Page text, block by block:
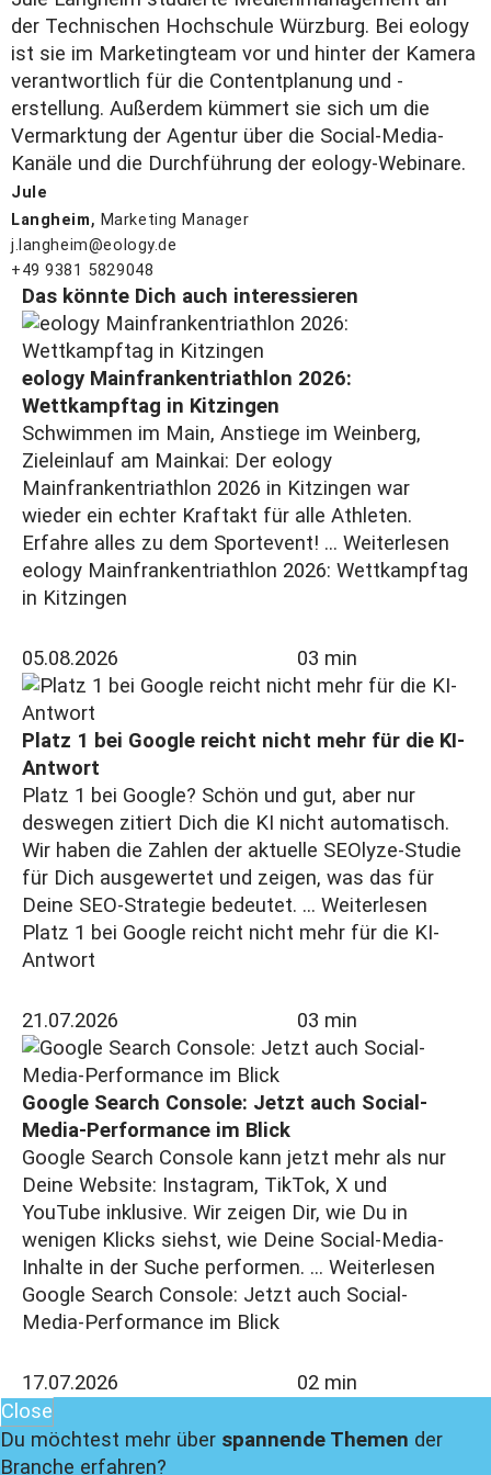
der Technischen Hochschule Würzburg. Bei eology
ist sie im Marketingteam vor und hinter der Kamera
verantwortlich für die Contentplanung und -
erstellung. Außerdem kümmert sie sich um die
Vermarktung der Agentur über die Social-Media-
Kanäle und die Durchführung der eology-Webinare.
Jule
Langheim, Marketing Manager
j.langheim@eology.de
+49 9381 5829048
Das könnte Dich auch interessieren
eology Mainfrankentriathlon 2026:
Wettkampftag in Kitzingen
Schwimmen im Main, Anstiege im Weinberg,
Zieleinlauf am Mainkai: Der eology
Mainfrankentriathlon 2026 in Kitzingen war
wieder ein echter Kraftakt für alle Athleten.
Erfahre alles zu dem Sportevent! ... Weiterlesen
eology Mainfrankentriathlon 2026: Wettkampftag
in Kitzingen
05.08.2026 03 min
Platz 1 bei Google reicht nicht mehr für die KI-
Antwort
Platz 1 bei Google? Schön und gut, aber nur
deswegen zitiert Dich die KI nicht automatisch.
Wir haben die Zahlen der aktuelle SEOlyze-Studie
für Dich ausgewertet und zeigen, was das für
Deine SEO-Strategie bedeutet. ... Weiterlesen
Platz 1 bei Google reicht nicht mehr für die KI-
Antwort
21.07.2026 03 min
Google Search Console: Jetzt auch Social-
Media-Performance im Blick
Google Search Console kann jetzt mehr als nur
Deine Website: Instagram, TikTok, X und
YouTube inklusive. Wir zeigen Dir, wie Du in
wenigen Klicks siehst, wie Deine Social-Media-
Inhalte in der Suche performen. ... Weiterlesen
Google Search Console: Jetzt auch Social-
Media-Performance im Blick
17.07.2026
02 min
Close
Du möchtest mehr über spannende Themen der
Branche erfahren?